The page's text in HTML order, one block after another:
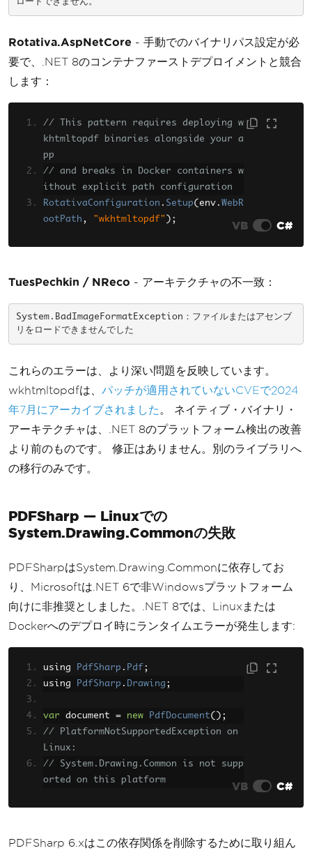
ロードできません。
Rotativa.AspNetCore - 手動でのバイナリパス設定が必
要で、.NET 8のコンテナファーストデプロイメントと競合
します：
// This pattern requires deploying w
khtmltopdf binaries alongside your a
pp
// and breaks in Docker containers w
ithout explicit path configuration
RotativaConfiguration . Setup( env . WebR
ootPath , "wkhtmltopdf" ); VB C#
TuesPechkin / NReco - アーキテクチャの不一致：
System.BadImageFormatException：ファイルまたはアセンブ
リをロードできませんでした
これらのエラーは、より深い問題を反映しています。
wkhtmltopdfは、 パッチが適用されていないCVEで2024
年7月にアーカイブされました 。 ネイティブ・バイナリ・
アーキテクチャは、.NET 8のプラットフォーム検出の改善
より前のものです。 修正はありません。別のライブラリへ
の移行のみです。
PDFSharp — Linuxでの
System.Drawing.Commonの失敗
PDFSharpはSystem.Drawing.Commonに依存してお
り、Microsoftは.NET 6で非Windowsプラットフォーム
向けに非推奨としました。.NET 8では、Linuxまたは
Dockerへのデプロイ時にランタイムエラーが発生します:
using PdfSharp . Pdf ;
using
PdfSharp . Drawing ;
var document = new PdfDocument();
// PlatformNotSupportedException on
Linux:
// System.Drawing.Common is not supp
orted on this platform
VB C#
PDFSharp 6.xはこの依存関係を削除するために取り組ん